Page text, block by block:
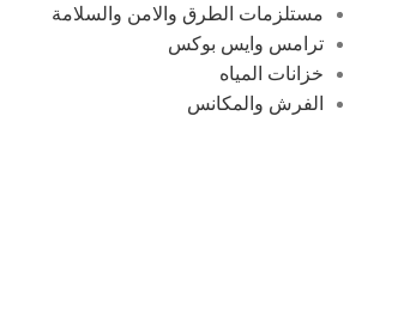
مستلزمات الطرق والامن والسلامة
ترامس وايس بوكس
خزانات المياه
الفرش والمكانس